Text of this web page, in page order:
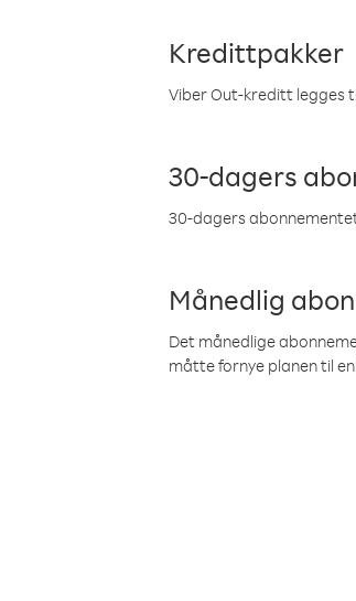
Kredittpakker
Viber Out-kreditt legges
30-dagers
30-dagers
Månedlig
Det månedlige
måtte fornye planen til